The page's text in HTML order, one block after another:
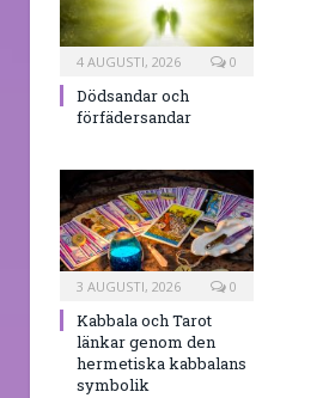
4 AUGUSTI, 2026 0
Dödsandar och
förfädersandar
3 AUGUSTI, 2026 0
Kabbala och Tarot
länkar genom den
hermetiska kabbalans
symbolik